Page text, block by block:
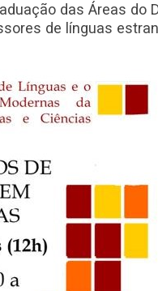
das Áreas do
de línguas